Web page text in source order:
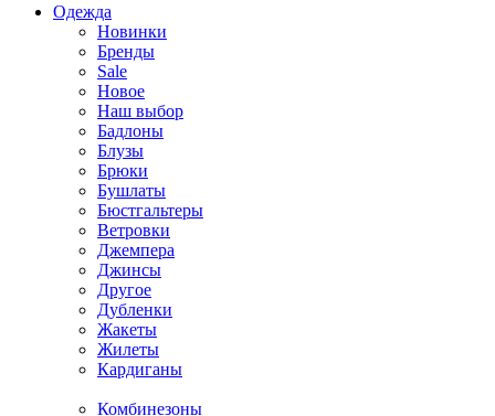
Одежда
Новинки
Бренды
Sale
Новое
Наш выбор
Бадлоны
Блузы
Брюки
Бушлаты
Бюстгальтеры
Ветровки
Джемпера
Джинсы
Другое
Дубленки
Жакеты
Жилеты
Кардиганы
Комбинезоны